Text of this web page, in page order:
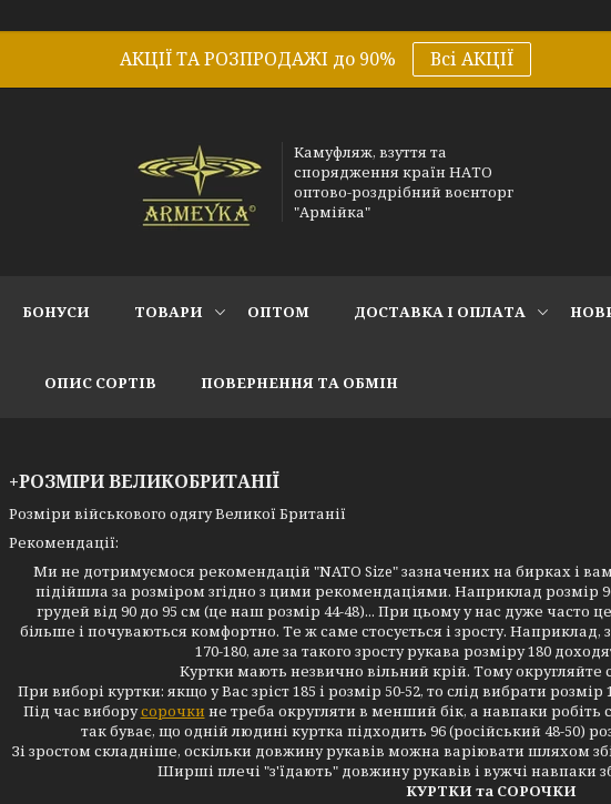
АКЦІЇ ТА РОЗПРОДАЖІ до 90% Всі АКЦІЇ
Камуфляж, взуття та
спорядження країн НАТО
оптово-роздрібний воєнторг
"Армійка"
БОНУСИ ТОВАРИ ОПТОМ ДОСТАВКА І ОПЛАТА
ОПИС СОРТІВ ПОВЕРНЕННЯ ТА ОБМІН
+РОЗМІРИ ВЕЛИКОБРИТАНІЇ
Розміри військового одягу Великої Британії
Рекомендації:
Ми не дотримуємося рекомендацій "NATO Size" зазначених на бирках і
підійшла за розміром згідно з цими рекомендаціями. Наприклад розмір
грудей від 90 до 95 см (це наш розмір 44-48)... При цьому у нас дуже часто
більше і почуваються комфортно. Те ж саме стосується і зросту. Наприклад,
170-180, але за такого зросту рукава розміру 180
Куртки мають незвично вільний крій. Тому округляйте
При виборі куртки: якщо у Вас зріст 185 і розмір 50-52, то слід вибрати розмір
Під час виборусорочки не треба округляти в менший бік, а навпаки робіть
так буває, що одній людині куртка підходить 96 (російський 48-50)
Зі зростом складніше, оскільки довжину рукавів можна варіювати шляхом
Ширші плечі "з'їдають" довжину рукавів і вужчі навпаки
КУРТКИ та СОРОЧКИ